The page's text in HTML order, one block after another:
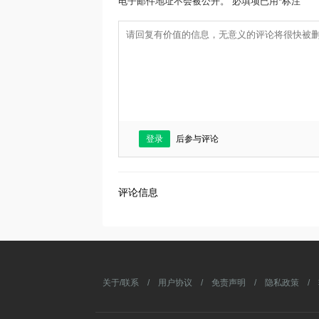
登录 后参与评论
评论信息
关于/联系 / 用户协议 / 免责声明 / 隐私政策 /